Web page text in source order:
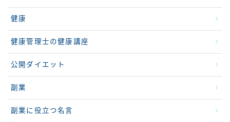
健康
健康管理士の健康講座
公開ダイエット
副業
副業に役立つ名言